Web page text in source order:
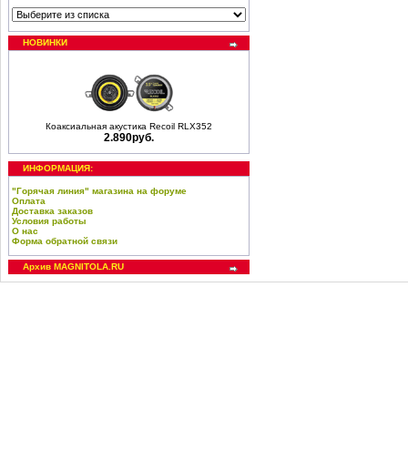
НОВИНКИ
Коаксиальная акустика Recoil RLX352
2.890руб.
ИНФОРМАЦИЯ:
"Горячая линия" магазина на форуме
Оплата
Доставка заказов
Условия работы
О нас
Форма обратной связи
Архив MAGNITOLA.RU